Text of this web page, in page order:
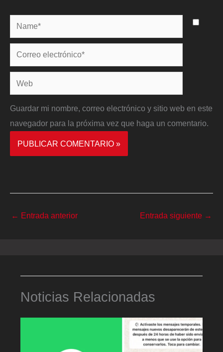
Name*
Correo
electrónico*
Web
Guardar mi nombre, correo electrónico y sitio web en este
navegador para la próxima vez que haga un comentario.
← Entrada anterior Entrada siguiente →
Noticias Relacionadas